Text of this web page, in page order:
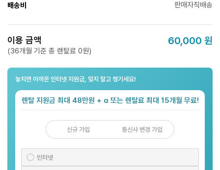
이용 금액 60,000 원
(36개월 기준 총 렌탈료 0원)
배송비 판매자직배송
놓치면 아까운 인터넷 지원금, 잊지 말고 챙기세요!
렌탈 지원금 최대 48만원 + α 또는 렌탈료 최대 15개월 무료!
신규 가입 통신사 변경 가입
인터넷